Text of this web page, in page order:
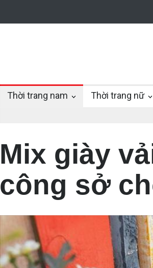
Thời trang nam Thời trang nữ
Mix giày
công sở